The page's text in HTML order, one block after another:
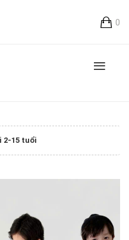
0
2-15 tuổi